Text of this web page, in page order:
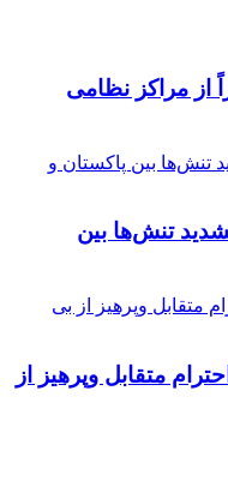
از مراکز نظامی
تنش‌ها بین
متقابل وپرهیز از